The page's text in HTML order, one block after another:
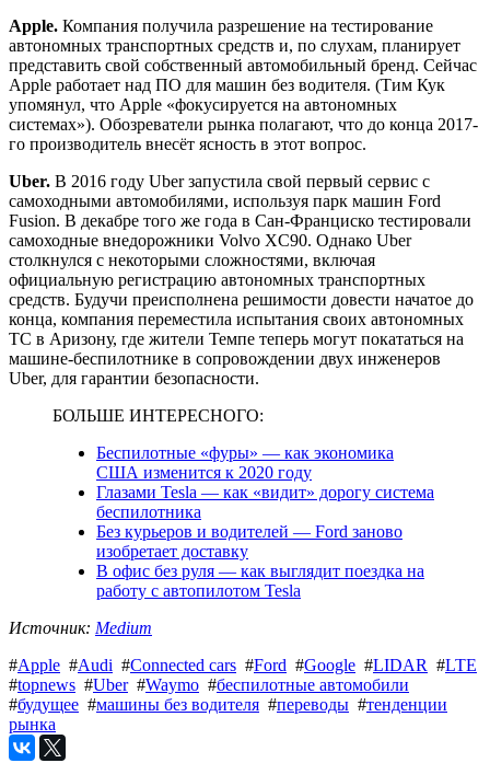
Apple. Компания получила разрешение на тестирование
автономных транспортных средств и, по слухам, планирует
представить свой собственный автомобильный бренд. Сейчас
Apple работает над ПО для машин без водителя. (Тим Кук
упомянул, что Apple «фокусируется на автономных
системах»). Обозреватели рынка полагают, что до конца 2017-
го производитель внесёт ясность в этот вопрос.
Uber. В 2016 году Uber запустила свой первый сервис с
самоходными автомобилями, используя парк машин Ford
Fusion. В декабре того же года в Сан-Франциско тестировали
самоходные внедорожники Volvo XC90. Однако Uber
столкнулся с некоторыми сложностями, включая
официальную регистрацию автономных транспортных
средств. Будучи преисполнена решимости довести начатое до
конца, компания переместила испытания своих автономных
ТС в Аризону, где жители Темпе теперь могут покататься на
машине-беспилотнике в сопровождении двух инженеров
Uber, для гарантии безопасности.
БОЛЬШЕ ИНТЕРЕСНОГО:
Беспилотные «фуры» — как экономика
США изменится к 2020 году
Глазами Tesla — как «видит» дорогу система
беспилотника
Без курьеров и водителей — Ford заново
изобретает доставку
В офис без руля — как выглядит поездка на
работу с автопилотом Tesla
Источник: Medium
#Apple #Audi #Connected cars #Ford #Google #LIDAR #LTE
#topnews #Uber#Waymo #беспилотные автомобили
#будущее #машины без водителя #переводы #тенденции
рынка